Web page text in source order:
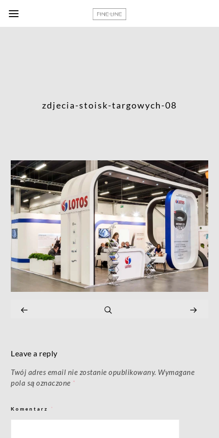
zdjecia-stoisk-targowych-08
Leave a reply
Twój adres email nie zostanie opublikowany. Wymagane
pola są oznaczone *
Komentarz *